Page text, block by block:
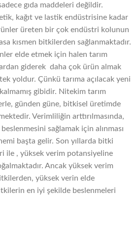
gıda maddeleri değildir.
kağıt ve lastik endüstrisine kadar
üreten bir çok endüstri kolunun
kısmen bitkilerden sağlanmaktadır.
elde etmek için halen tarım
giderek daha çok ürün almak
yoldur. Çünkü tarıma açılacak yeni
gibidir. Nitekim tarım
günden güne, bitkisel üretimde
Verimliliğin arttırılmasında,
sağlamak için alınması
başta gelir. Son yıllarda bitki
ile , yüksek verim potansiyeline
Ancak yüksek verim
yüksek verin elde
en iyi şekilde beslenmeleri